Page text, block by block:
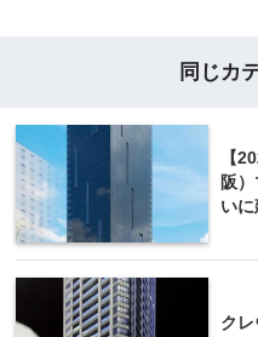
同じカ
【
阪
い
ク